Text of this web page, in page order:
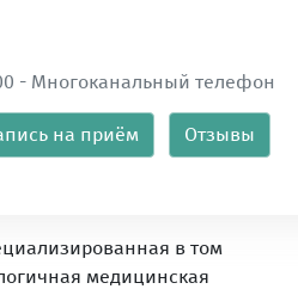
- Многоканальный телефон
на приём Отзывы
в том
медицинская